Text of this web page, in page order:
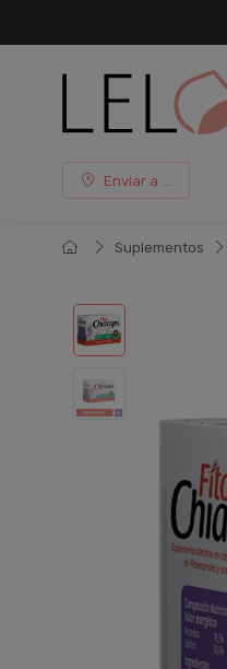
Enviar a ...
Suplementos